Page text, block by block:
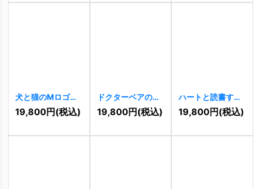
犬と猫のMロゴ
[11359]
19,800円(税込)
ドクターベアのロ
ゴ[ 11355]
19,800円(税込)
ハートと読書する
猫のロゴ[11350 ]
19,800円(税込)